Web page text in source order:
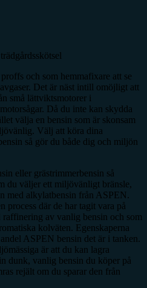
och som hemmafixare att se
Det är näst intill omöjligt att
små lättviktsmotorer i
Då du inte kan skydda
välja en bensin som är skonsam
Välj att köra dina
så gör du både dig och miljön
eller grästrimmerbensin så
du väljer ett miljövänligt bränsle,
med alkylatbensin från ASPEN.
process där de har tagit vara på
av vanlig bensin och som
kolväten. Egenskaperna
ASPEN bensin det är i tanken.
är att du kan lagra
dunk, vanlig bensin du köper på
rejält om du sparar den från